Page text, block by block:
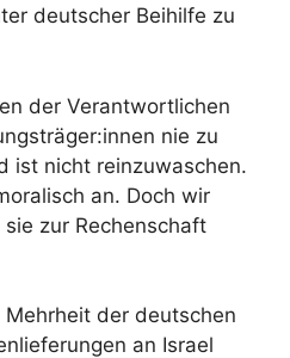
deutscher Beihilfe zu
der Verantwortlichen
nie zu
ist nicht reinzuwaschen.
an. Doch wir
zur Rechenschaft
der deutschen
an Israel